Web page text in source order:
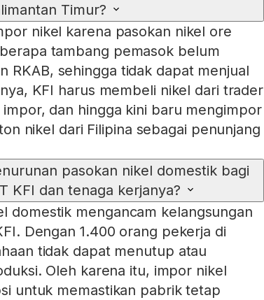
Timur?
nikel karena pasokan nikel ore
tambang pemasok belum
RKAB, sehingga tidak dapat menjual
KFI harus membeli nikel dari trader
dan hingga kini baru mengimpor
nikel dari Filipina sebagai penunjang
pasokan nikel domestik bagi
KFI dan tenaga kerjanya?
domestik mengancam kelangsungan
Dengan 1.400 orang pekerja di
tidak dapat menutup atau
Oleh karena itu, impor nikel
untuk memastikan pabrik tetap